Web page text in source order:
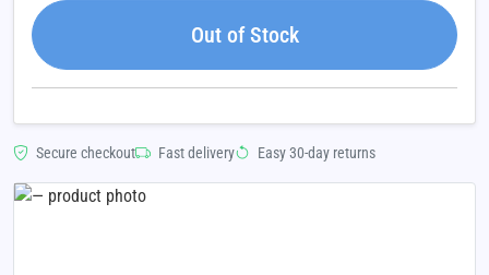
Out of Stock
Secure checkout Fast delivery Easy 30-day returns